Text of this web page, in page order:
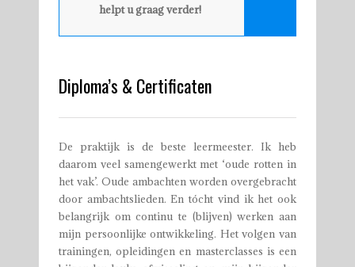
helpt u graag verder!
Diploma’s & Certificaten
De praktijk is de beste leermeester. Ik heb
daarom veel samengewerkt met ‘oude rotten in
het vak’. Oude ambachten worden overgebracht
door ambachtslieden. En tócht vind ik het ook
belangrijk om continu te (blijven) werken aan
mijn persoonlijke ontwikkeling. Het volgen van
trainingen, opleidingen en masterclasses is een